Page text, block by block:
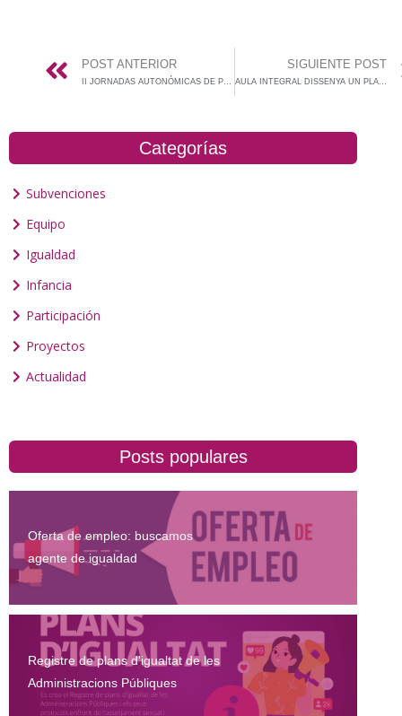
POST ANTERIOR
II JORNADAS AUTONÓMICAS DE POLÍTICAS MUNICIPALES DE IGUALDAD
SIGUIENTE POST
AULA INTEGRAL DISSENYA UN PLA D’IGUALTAT ENTRE DONES I HOMES
Categorías
Subvenciones
Equipo
Igualdad
Infancia
Participación
Proyectos
Actualidad
Posts populares
Oferta de empleo: buscamos
agente de igualdad
Registre de plans d'igualtat de les
Administracions Públiques